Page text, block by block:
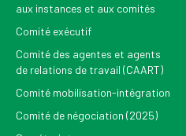
aux instances et aux comités
Comité exécutif
Comité des agentes et agents
de relations de travail (CAART)
Comité mobilisation-intégration
Comité de négociation (2025)